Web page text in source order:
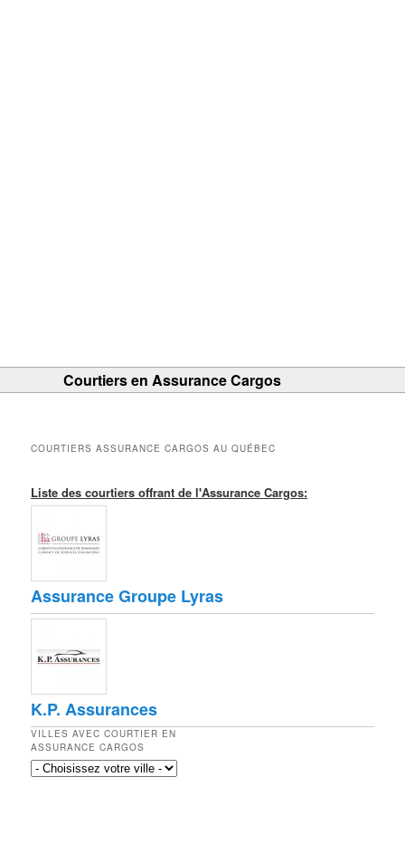
Courtiers en Assurance Cargos
COURTIERS ASSURANCE CARGOS AU QUÉBEC
Liste des courtiers offrant de l'Assurance Cargos:
Assurance Groupe Lyras
K.P. Assurances
VILLES AVEC COURTIER EN
ASSURANCE CARGOS